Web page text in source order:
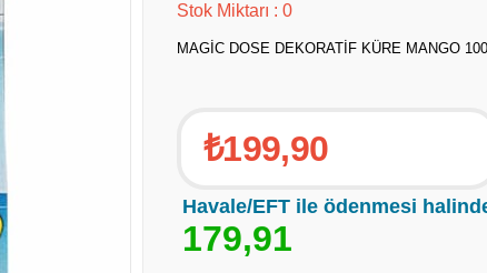
Stok Miktarı : 0
MAGİC DOSE DEKORATİF KÜRE MANGO
₺199,90
Havale/EFT ile ödenmesi
179,91